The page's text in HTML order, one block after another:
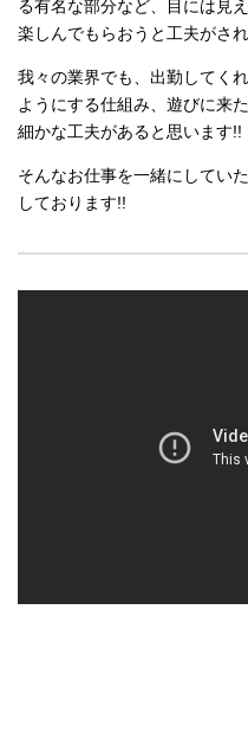
る有名な部分など、目には見
楽しんでもらおうと工夫がされ
我々の業界でも、出勤してく
ようにする仕組み、遊びに来
細かな工夫があると思います!!
そんなお仕事を一緒にしてい
しております!!